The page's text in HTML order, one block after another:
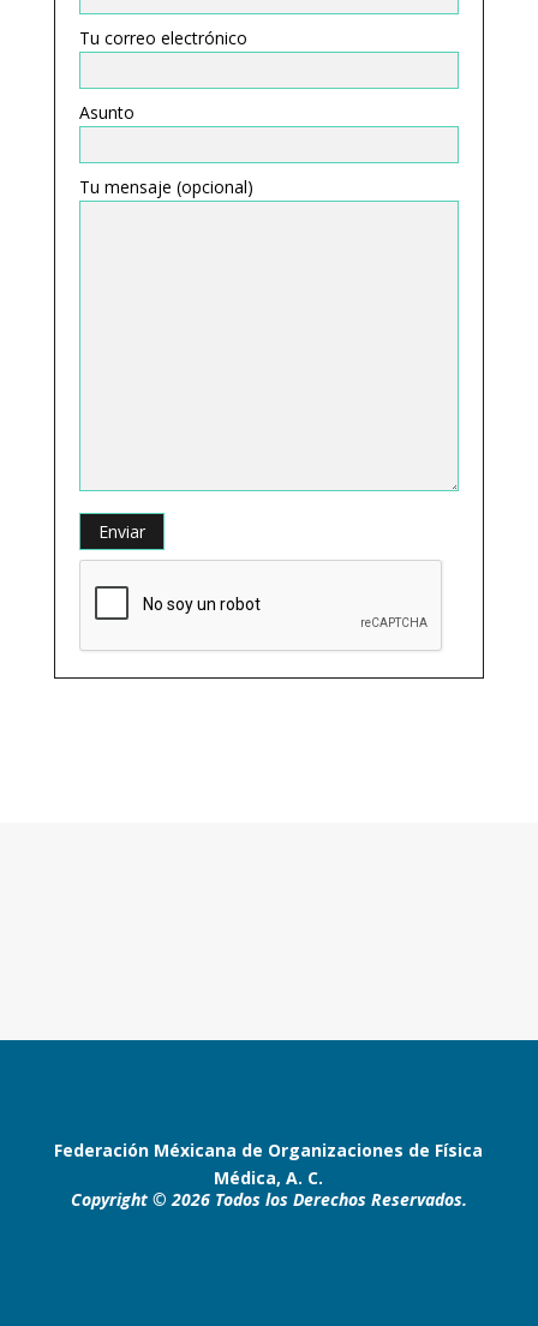
Tu correo electrónico
Asunto
Tu mensaje (opcional)
Federación Méxicana de Organizaciones de Física
Médica, A. C.
Copyright © 2026 Todos los Derechos Reservados.